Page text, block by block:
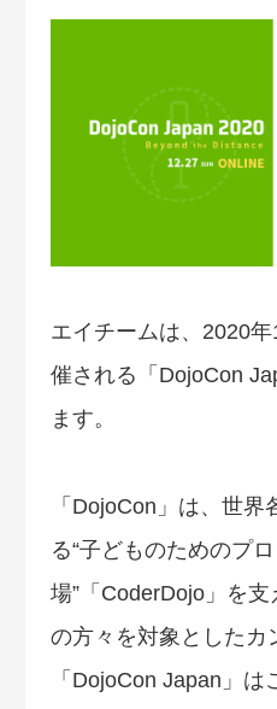
エイチームは、2020
催される「DojoCon
ます。
「DojoCon」は、世
る“子どものためのプ
場”「CoderDojo」を
の方々を対象としたカ
「DojoCon Japan」